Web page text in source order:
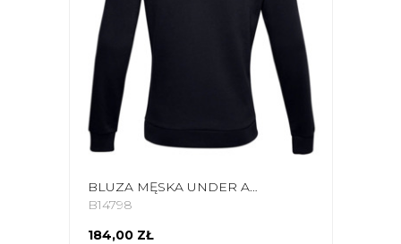
BLUZA MĘSKA UNDER ARMOUR RIVAL FLEECE BIG LOGO HD CZARNA 1357093 001
B14798
184,00 ZŁ